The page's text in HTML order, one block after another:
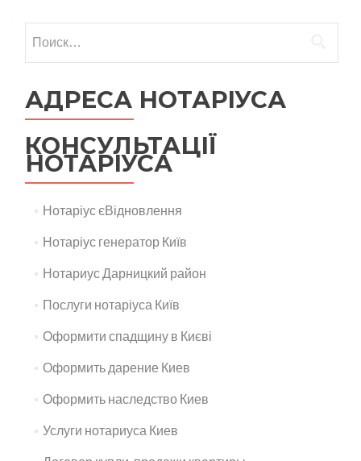
АДРЕСА НОТАРІУСА
КОНСУЛЬТАЦІЇ
НОТАРІУСА
Нотаріус єВідновлення
Нотаріус генератор Київ
Нотариус Дарницкий район
Послуги нотаріуса Київ
Оформити спадщину в Києві
Оформить дарение Киев
Оформить наследство Киев
Услуги нотариуса Киев